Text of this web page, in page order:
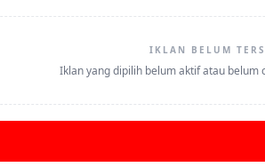
IKLAN BELUM
Iklan yang dipilih belum aktif atau belum